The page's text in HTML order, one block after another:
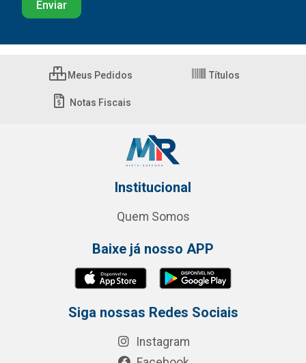
Meus Pedidos Títulos
Notas Fiscais
Institucional
Quem Somos
Baixe já nosso APP
Siga nossas Redes Sociais
Instagram